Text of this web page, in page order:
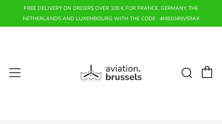
FREE DELIVERY ON ORDERS OVER 100 € FOR FRANCE, GERMANY, THE
NETHERLANDS AND LUXEMBOURG WITH THE CODE : 4M8104NVS9AX
Menu